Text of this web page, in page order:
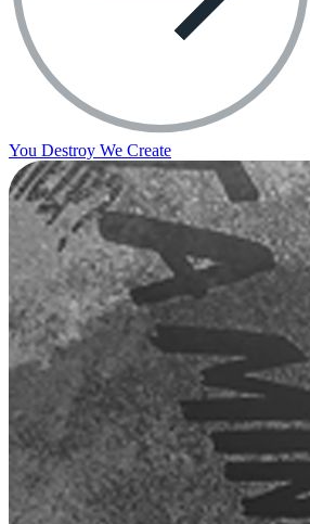
You Destroy We Create